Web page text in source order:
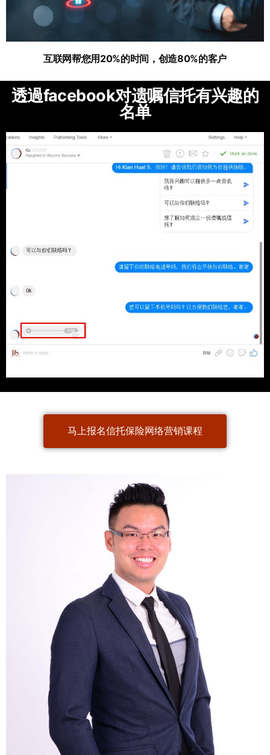
互联网帮您用20%的时间，创造80%的客户
透過facebook对遗嘱信托有兴趣的
名单
马上报名信托保险网络营销课程